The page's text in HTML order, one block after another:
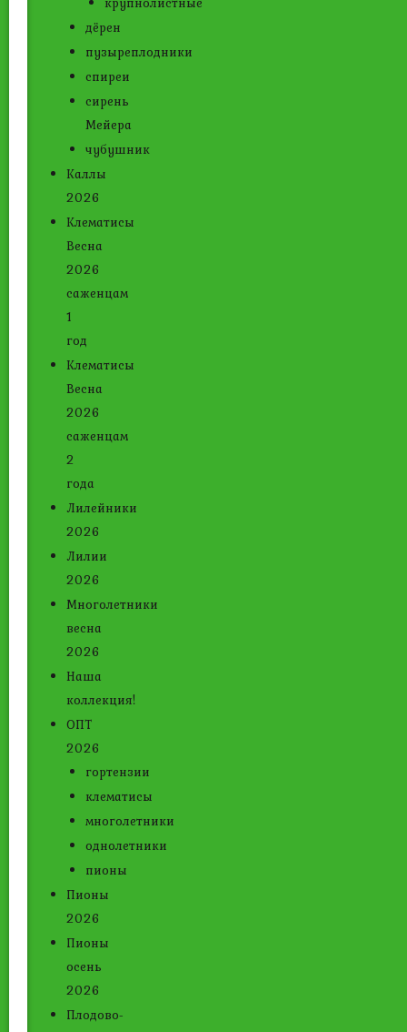
дёрен
пузыреплодники
спиреи
сирень
Мейера
чубушник
Каллы
2026
Клематисы
Весна
2026
саженцам
1
год
Клематисы
Весна
2026
саженцам
2
года
Лилейники
2026
Лилии
2026
Многолетники
весна
2026
Наша
коллекция!
ОПТ
2026
гортензии
клематисы
многолетники
однолетники
пионы
Пионы
2026
Пионы
осень
2026
Плодово-